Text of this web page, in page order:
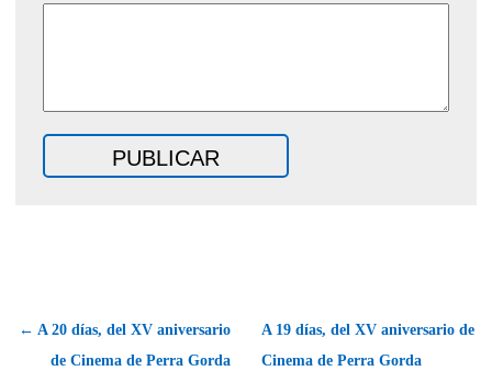
← A 20 días, del XV aniversario
de Cinema de Perra Gorda
A 19 días, del XV aniversario de
Cinema de Perra Gorda